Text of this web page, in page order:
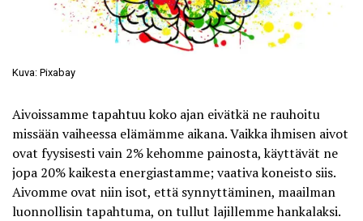
Kuva: Pixabay
Aivoissamme tapahtuu koko ajan eivätkä ne rauhoitu
missään vaiheessa elämämme aikana. Vaikka ihmisen aivot
ovat fyysisesti vain 2% kehomme painosta, käyttävät ne
jopa 20% kaikesta energiastamme; vaativa koneisto siis.
Aivomme ovat niin isot, että synnyttäminen, maailman
luonnollisin tapahtuma, on tullut lajillemme hankalaksi.